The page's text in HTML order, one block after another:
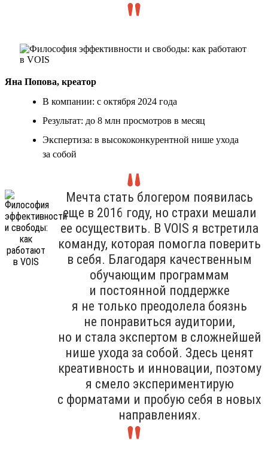
Яна Попова, креатор
В компании: с октября 2024 года
Результат: до 8 млн просмотров в месяц
Экспертиза: в высококонкурентной нише ухода
за собой
Мечта стать блогером появилась
еще в 2016 году, но страхи мешали
ее осуществить. В VOIS я встретила
команду, которая помогла поверить
в себя. Благодаря качественным
обучающим программам
и постоянной поддержке
я не только преодолела боязнь
не понравиться аудитории,
но и стала экспертом в сложнейшей
нише ухода за собой. Здесь ценят
креативность и инновации, поэтому
я смело экспериментирую
с форматами и пробую себя в новых
направлениях.